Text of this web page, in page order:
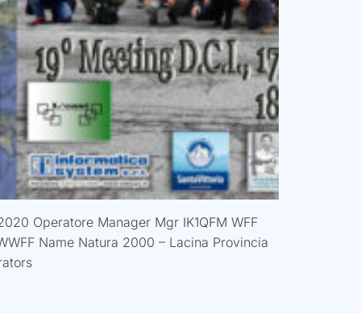
Operatore Manager Mgr IK1QFM WFF
Name Natura 2000 – Lacina Provincia